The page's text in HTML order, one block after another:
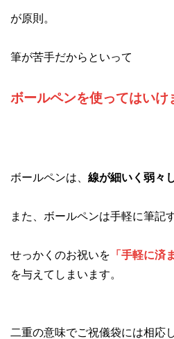
が原則。
筆が苦手だからといって
ボールペンを使ってはいけ
ボールペンは、 線が細いく弱々
また、ボールペンは手軽に筆記
せっかくのお祝いを 「手軽に済
を与えてしまいます。
二重の意味でご祝儀袋には相応